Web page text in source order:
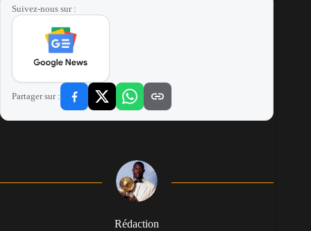
Suivez-nous sur :
Partager sur :
Rédaction